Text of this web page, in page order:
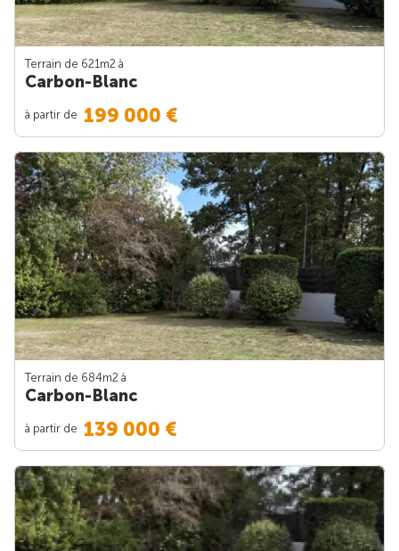
Terrain de 621m2 à
Carbon-Blanc
à partir de 199 000 €
Terrain de 684m2 à
Carbon-Blanc
à partir de 139 000 €